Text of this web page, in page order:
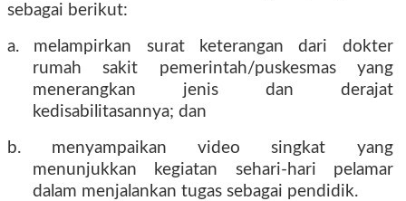
sebagai berikut:
a. melampirkan surat keterangan dari dokter
rumah sakit pemerintah/puskesmas yang
menerangkan jenis dan derajat
kedisabilitasannya; dan
b. menyampaikan video singkat yang
menunjukkan kegiatan sehari-hari pelamar
dalam menjalankan tugas sebagai pendidik.